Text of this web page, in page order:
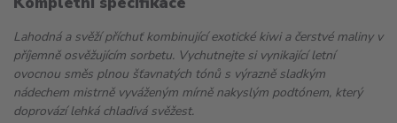
Lahodná a svěží příchuť kombinující exotické kiwi a čerstvé maliny v
příjemně osvěžujícím sorbetu. Vychutnejte si vynikající letní
ovocnou směs plnou šťavnatých tónů s výrazně sladkým
nádechem mistrně vyváženým mírně nakyslým podtónem, který
doprovází lehká chladivá svěžest.